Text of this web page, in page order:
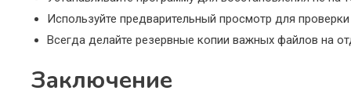
Используйте предварительный просмотр для
Всегда делайте резервные копии важных файлов на
Заключение